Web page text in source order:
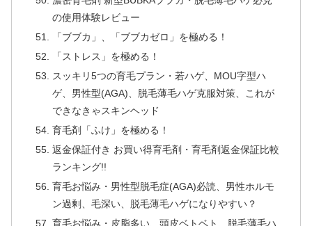
の使用体験レビュー
「ブブカ」、「ブブカゼロ」を極める！
「ストレス」を極める！
スッキリ5つの育毛プラン・若ハゲ、MOU字型ハ
ゲ、男性型(AGA)、脱毛薄毛ハゲ克服対策、これが
できなきゃスキンヘッド
育毛剤「ふけ」を極める！
返金保証付き お買い得育毛剤・育毛剤返金保証比較
ランキング!!
育毛お悩み・男性型脱毛症(AGA)必読、男性ホルモ
ン過剰、毛深い、脱毛薄毛ハゲになりやすい？
育毛お悩み・皮脂多い、頭皮ベトベト、脱毛薄毛ハ